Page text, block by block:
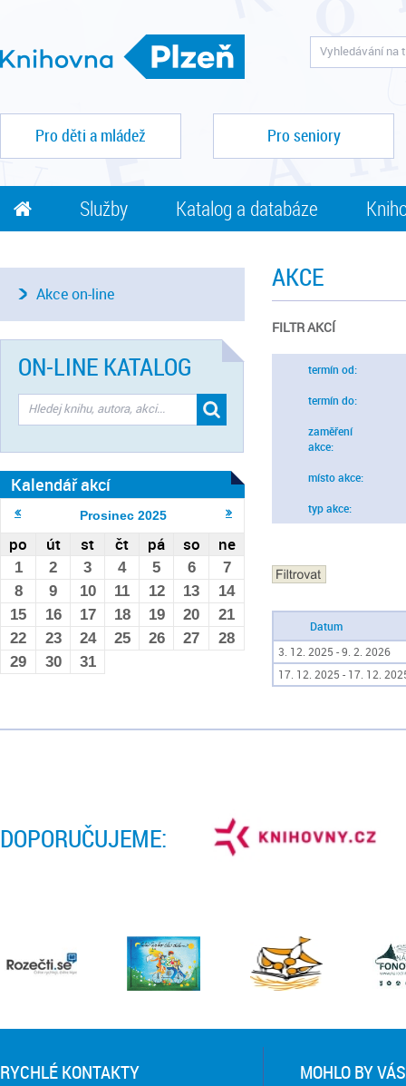
Pro děti a mládež Pro seniory
Služby Katalog a databáze
AKCE
FILTR AKCÍ
termín od:
termín do:
zaměření
akce:
místo akce:
typ akce:
Datum
3. 12. 2025 - 9. 2. 2026
17. 12. 2025 - 17. 12.
Akce on-line
ON-LINE KATALOG
Kalendář akcí
Prosinec 2025
po út st čt pá so ne
1 2 3 4 5 6
7
8
9 10 11 12 13
14
15
16 17 18 19 20
21
22
23 24 25 26 27
28
29
30 31
DOPORUČUJEME:
RYCHLÉ KONTAKTY MOHLO BY